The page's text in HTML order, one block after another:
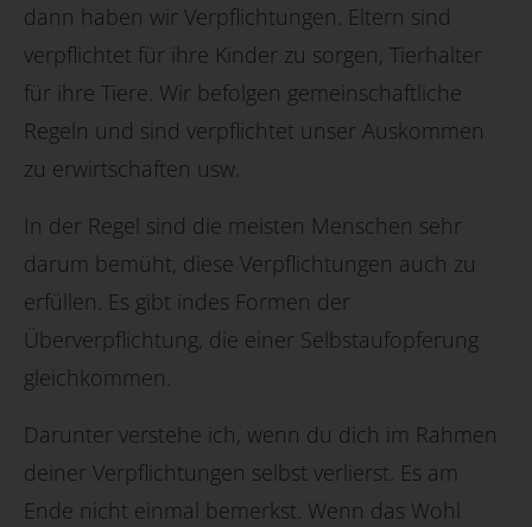
dann haben wir Verpflichtungen. Eltern sind
verpflichtet für ihre Kinder zu sorgen, Tierhalter
für ihre Tiere. Wir befolgen gemeinschaftliche
Regeln und sind verpflichtet unser Auskommen
zu erwirtschaften usw.
In der Regel sind die meisten Menschen sehr
darum bemüht, diese Verpflichtungen auch zu
erfüllen. Es gibt indes Formen der
Überverpflichtung, die einer Selbstaufopferung
gleichkommen.
Darunter verstehe ich, wenn du dich im Rahmen
deiner Verpflichtungen selbst verlierst. Es am
Ende nicht einmal bemerkst. Wenn das Wohl